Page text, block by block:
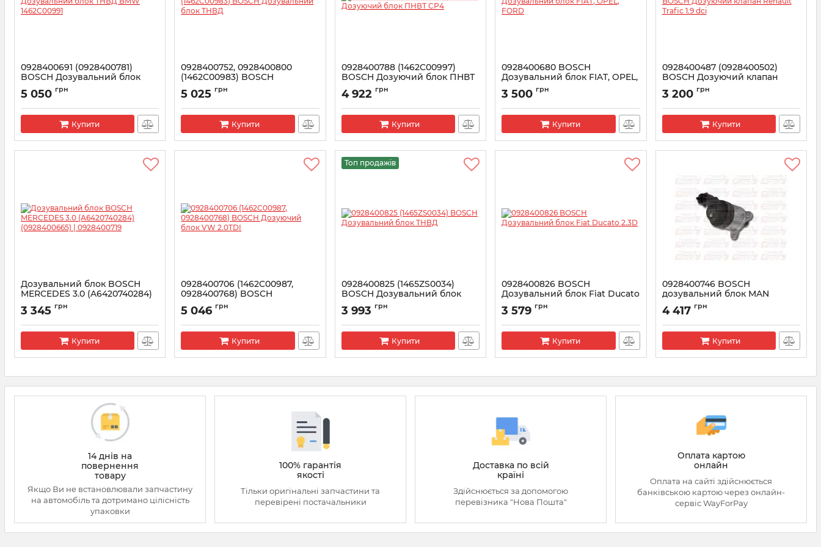
0928400691 (0928400781)
BOSCH Дозувальний блок
ТНВД BMW 1462C00991
Артикул:
5 050 грн
Купити
0928400752, 0928400800
(1462C00983) BOSCH
Дозувальний блок ТНВД
Артикул:
5 025 грн
Купити
0928400788 (1462C00997)
BOSCH Дозуючий блок ПНВТ
Артикул:
4 922 грн
Купити
0928400680 BOSCH
Дозувальний блок FIAT, OPEL,
Артикул:
3 500 грн
Купити
0928400487 (0928400502)
BOSCH Дозуючий клапан
Renault Trafic 1.9 dci
Артикул:
3 200 грн
Купити
Дозувальний блок BOSCH
MERCEDES 3.0 (A6420740284)
(0928400665) | 0928400719
Артикул:
3 345 грн
Купити
0928400706 (1462C00987,
0928400768) BOSCH
Дозуючий блок VW 2.0TDI
Артикул:
5 046 грн
Купити
Топ продажів
0928400825 (1465ZS0034)
BOSCH Дозувальний блок
Артикул:
3 993 грн
Купити
0928400826 BOSCH
Дозувальний блок Fiat Ducato
Артикул:
3 579 грн
Купити
0928400746 BOSCH
дозувальний блок MAN
(51125050033)
Артикул:
4 417 грн
Купити
14 днів на
повернення
товару
Якщо Ви не встановлювали запчастину
на автомобіль та дотримано цілісність
упаковки
100% гарантія
якості
Тільки оригінальні запчастини та
перевірені постачальники
Доставка по всій
країні
Здійснюється за допомогою
перевізника "Нова Пошта"
Оплата картою
онлайн
Оплата на сайті здійснюється
банківською картою через онлайн-
сервіс WayForPay